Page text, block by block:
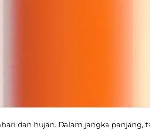
dan hujan. Dalam jangka